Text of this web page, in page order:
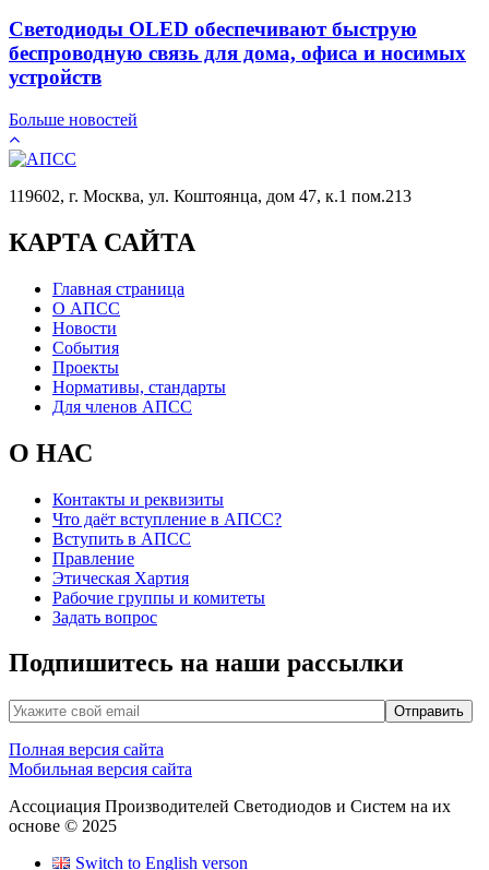
Светодиоды OLED обеспечивают быструю
беспроводную связь для дома, офиса и носимых
устройств
Больше новостей
119602, г. Москва, ул. Коштоянца, дом 47, к.1 пом.213
КАРТА САЙТА
Главная страница
О АПСС
Новости
События
Проекты
Нормативы, стандарты
Для членов АПСС
О НАС
Контакты и реквизиты
Что даёт вступление в АПСС?
Вступить в АПСС
Правление
Этическая Хартия
Рабочие группы и комитеты
Задать вопрос
Подпишитесь на наши рассылки
Полная версия сайта
Мобильная версия сайта
Ассоциация Производителей Светодиодов и Систем на их
основе © 2025
Switch to English verson